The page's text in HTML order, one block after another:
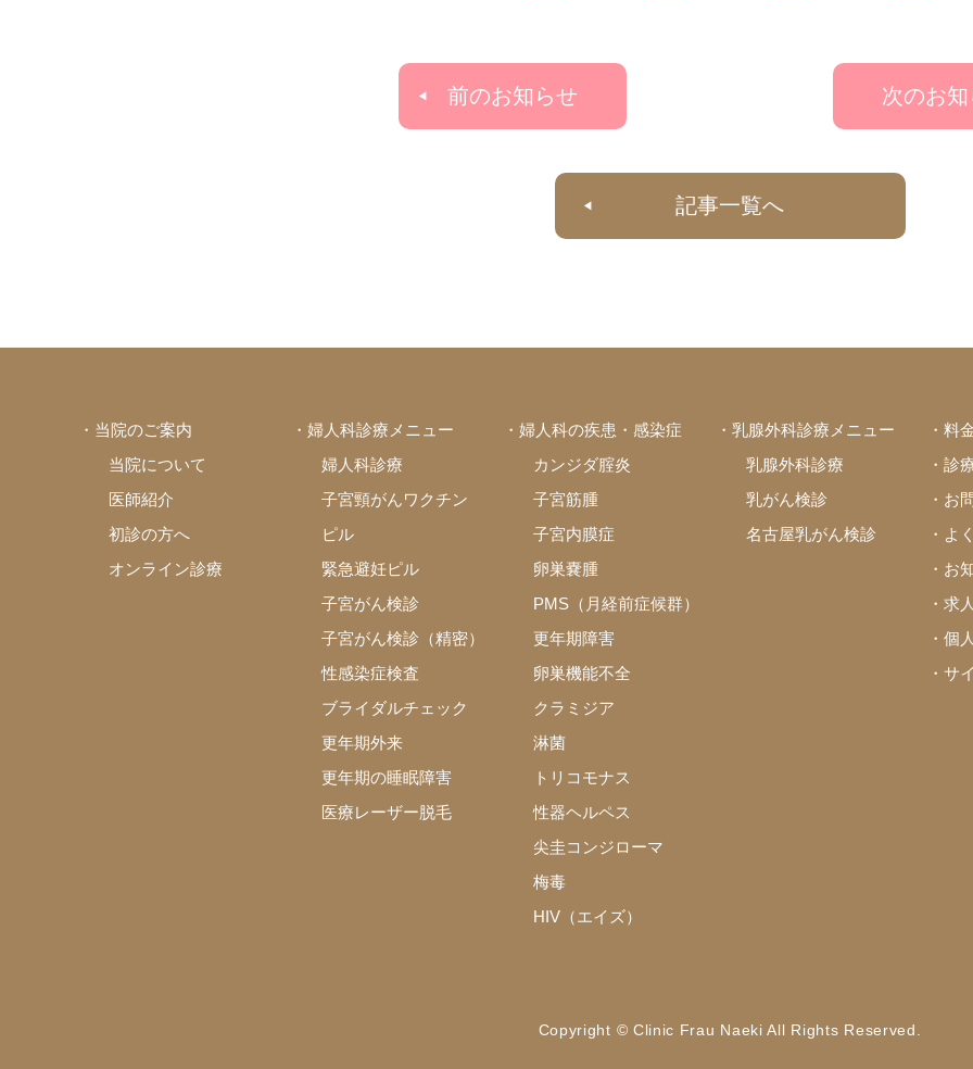
前のお知らせ 次のお
記事一覧へ
・当院のご案内
当院について
医師紹介
初診の方へ
オンライン診療
・婦人科診療メニュー
婦人科診療
子宮頸がんワクチン
ピル
緊急避妊ピル
子宮がん検診
子宮がん検診（精密）
性感染症検査
ブライダルチェック
更年期外来
更年期の睡眠障害
医療レーザー脱毛
・婦人科の疾患・感染症
カンジダ腟炎
子宮筋腫
子宮内膜症
卵巣嚢腫
PMS（月経前症候群）
更年期障害
卵巣機能不全
クラミジア
淋菌
トリコモナス
性器ヘルペス
尖圭コンジローマ
梅毒
HIV（エイズ）
・乳腺外科診療メニュー
乳腺外科診療
乳がん検診
名古屋乳がん検診
・料
・診
・お
・よ
・お
・求
・個
・サ
Copyright © Clinic Frau Naeki All Rights Reserved.